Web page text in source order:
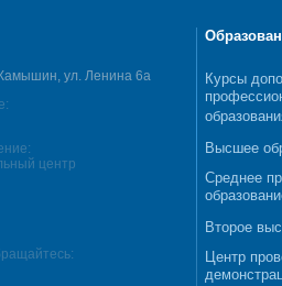
Камышин, ул. Ленина 6а
центр
Курсы
Высшее
Среднее
Второе
Центр